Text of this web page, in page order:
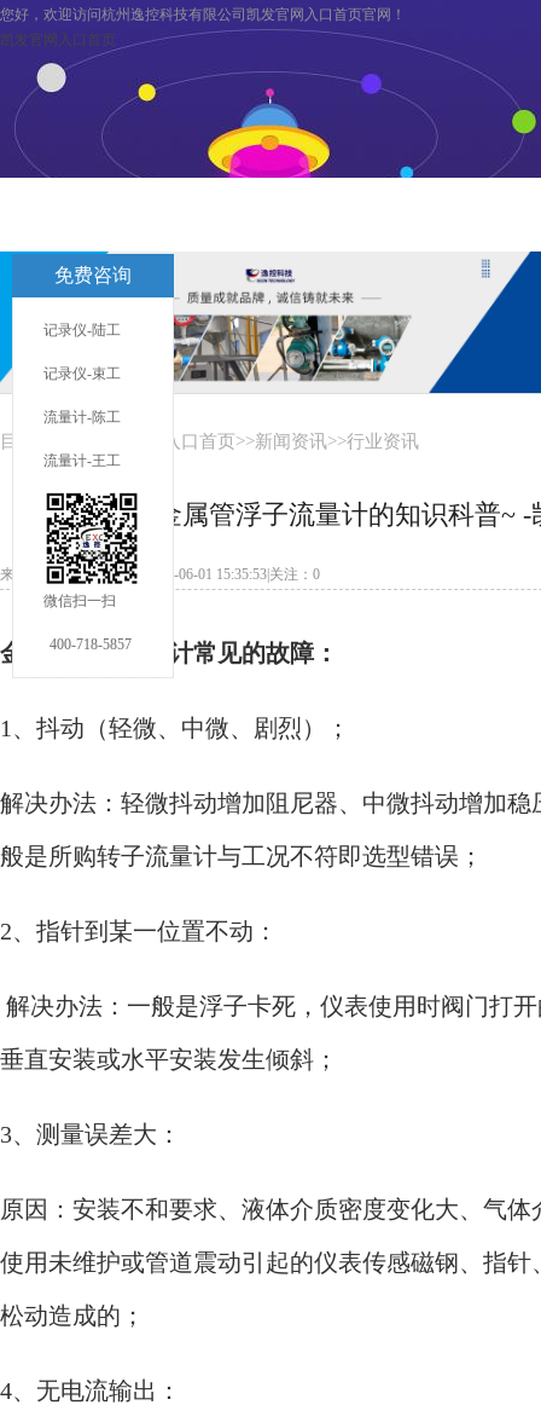
您好，欢迎访问杭州逸控科技有限公司凯发官网入口首页官网！
凯发官网入口首页
联系凯发官网入口首页 服务与支持
目前您在： 凯发官网入口首页>>新闻资讯>>行业资讯
关于金属管浮子流量计的知识科普~
来源：本站发布日期：2024-06-01 15:35:53|关注： 0
金属管浮子流量计常见的故障：
1、抖动（轻微、中微、剧烈）；
解决办法：轻微抖动增加阻尼器、中微抖动增加
般是所购转子流量计与工况不符即选型错误；
2、指针到某一位置不动：
解决办法：一般是浮子卡死，仪表使用时阀门打
垂直安装或水平安装发生倾斜；
3、测量误差大：
原因：安装不和要求、液体介质密度变化大、气
使用未维护或管道震动引起的仪表传感磁钢、指
松动造成的；
4、无电流输出：
免费咨询
记录仪-陆工
记录仪-束工
流量计-陈工
流量计-王工
微信扫一扫
400-718-5857